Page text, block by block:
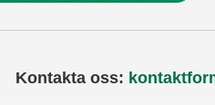
Kontakta oss: